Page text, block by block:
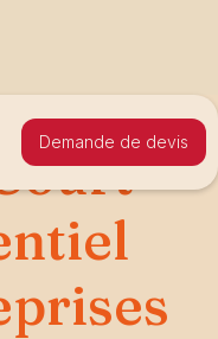
Demande de devis